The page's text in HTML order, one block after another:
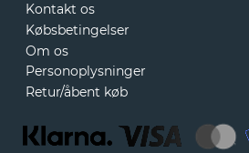
Kontakt os
Købsbetingelser
Om os
Personoplysninger
Retur/åbent køb